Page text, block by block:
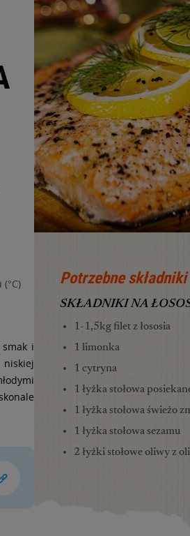
i
Potrzebne składniki
SKŁADNIKI NA
1-1,5kg filet z łososia
1 limonka
1 cytryna
1 łyżka stołowa
1 łyżka stołowa świeżo
1 łyżka stołowa sezamu
2 łyżki stołowe oliwy z